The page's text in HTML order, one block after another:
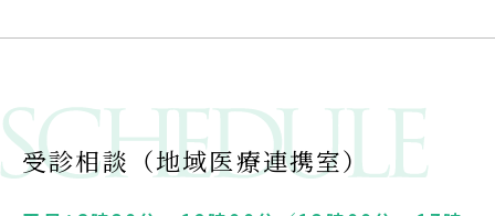
受診相談（地域医療連携室）